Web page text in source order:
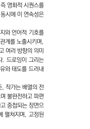
영화적 시퀀스를
시에 이 연속성은
와 언어적 기호를
계를 노출시키며,
여러 방향의 의미
. 드로잉이 그리는
와 태도를 드러내
, 작가는 배열의 전
불완전하고 파편
중첩되는 장면으
펼쳐지며, 고정된